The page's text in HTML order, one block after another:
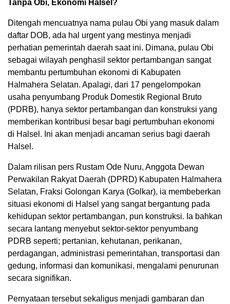
Tanpa Obi, Ekonomi Halsel?
Ditengah mencuatnya nama pulau Obi yang masuk dalam
daftar DOB, ada hal urgent yang mestinya menjadi
perhatian pemerintah daerah saat ini. Dimana, pulau Obi
sebagai wilayah penghasil sektor pertambangan sangat
membantu pertumbuhan ekonomi di Kabupaten
Halmahera Selatan. Apalagi, dari 17 pengelompokan
usaha penyumbang Produk Domestik Regional Bruto
(PDRB), hanya sektor pertambangan dan konstruksi yang
memberikan kontribusi besar bagi pertumbuhan ekonomi
di Halsel. Ini akan menjadi ancaman serius bagi daerah
Halsel.
Dalam rilisan pers Rustam Ode Nuru, Anggota Dewan
Perwakilan Rakyat Daerah (DPRD) Kabupaten Halmahera
Selatan, Fraksi Golongan Karya (Golkar), ia membeberkan
situasi ekonomi di Halsel yang sangat bergantung pada
kehidupan sektor pertambangan, pun konstruksi. Ia bahkan
secara lantang menyebut sektor-sektor penyumbang
PDRB seperti; pertanian, kehutanan, perikanan,
perdagangan, administrasi pemerintahan, transportasi dan
gedung, informasi dan komunikasi, mengalami penurunan
secara signifikan.
Pernyataan tersebut sekaligus menjadi gambaran dan